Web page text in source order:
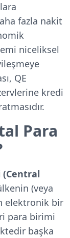
fazla nakit
niceliksel
QE
kredi
Para
(veya
elektronik bir
para birimi
başka